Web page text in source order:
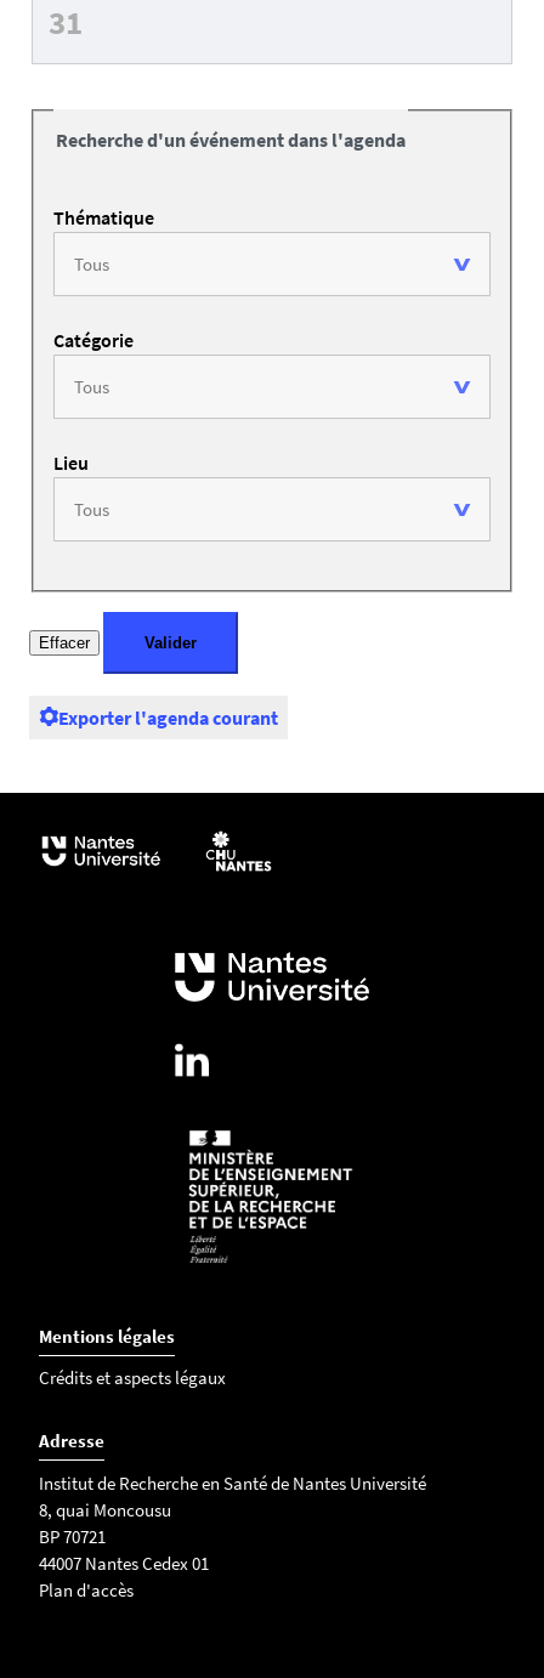
31
Recherche d'un événement dans l'agenda
Thématique
Catégorie
Lieu
Exporter l'agenda courant
Mentions légales
Crédits et aspects légaux
Adresse
Institut de Recherche en Santé de Nantes Université
8, quai Moncousu
BP 70721
44007 Nantes Cedex 01
Plan d'accès